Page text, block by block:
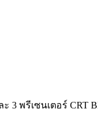
3 พรีเซนเตอร์ CRT